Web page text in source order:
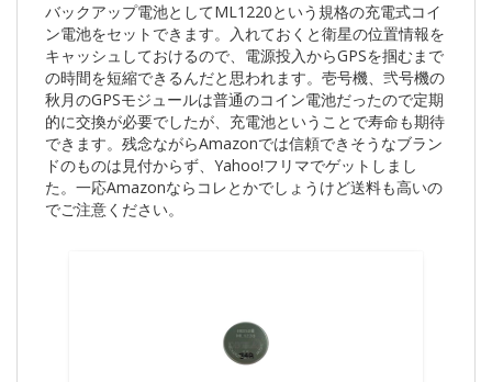
バックアップ電池としてML1220という規格の充電式コイ
ン電池をセットできます。入れておくと衛星の位置情報を
キャッシュしておけるので、電源投入からGPSを掴むまで
の時間を短縮できるんだと思われます。壱号機、弐号機の
秋月のGPSモジュールは普通のコイン電池だったので定期
的に交換が必要でしたが、充電池ということで寿命も期待
できます。残念ながらAmazonでは信頼できそうなブラン
ドのものは見付からず、Yahoo!フリマでゲットしまし
た。一応Amazonならコレとかでしょうけど送料も高いの
でご注意ください。